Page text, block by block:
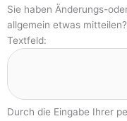
Sie haben Änderungs-
allgemein etwas
Textfeld:
Durch die Eingabe Ihrer